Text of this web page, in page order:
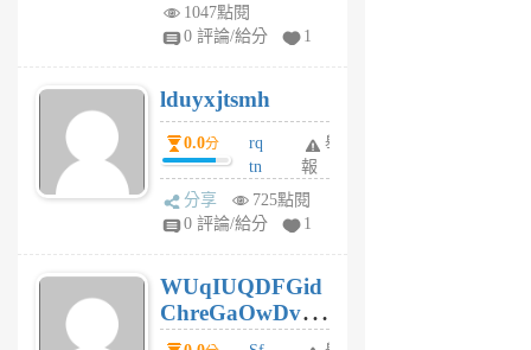
jl
月
前
1047點閱
0 評論/給分
1
lduyxjtsmh
0.0分
rq
tn
jt
gl
個
月
前
舉
報
分享
725點閱
0 評論/給分
1
WUqIUQDFGid
ChreGaOwDv
dY